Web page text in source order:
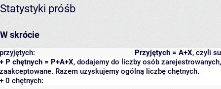
Statystyki próśb
W skrócie
Przyjętych = A+X, czyli
przyjętych:
+ P chętnych = P+A+X, dodajemy do liczby osób
zaakceptowane. Razem uzyskujemy ogólną liczbę chętnych.
+ 0 chętnych: